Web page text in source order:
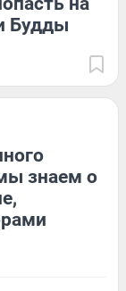
Будды
знаем о